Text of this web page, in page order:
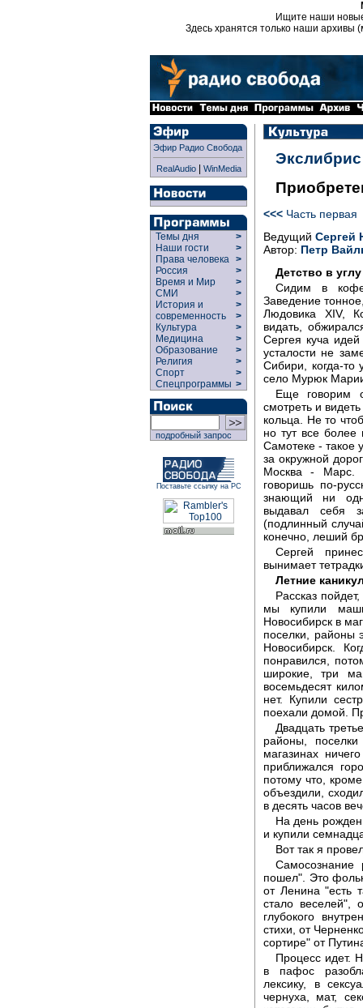
Ищите наши
Здесь хранятся только наши архивы
Эфир Радио Свобода
RealAudio| WinMedia
Темы дня
>
Наши гости
>
Права человека >
Россия
>
Время и Мир
>
СМИ
>
История и
современность
>
>
Культура
>
Медицина
>
Образование
>
Религия
>
Спорт
>
Спецпрограммы >
подробный запрос
Поставьте ссылку на РС
Экслибрис
<<< Часть первая
Ведущий Сергей
Автор: Петр
Детство в углу
Сидим в
Заведение
Людовика XIV,
видать,
Сергея куча
усталости не
Сибири, когда-то
село Мурюк
Еще говорим
смотреть и
кольца. Не то
но тут все
Самотеке - такое
за окружной
Москва - Марс.
говоришь по-
знающий ни
выдавал себя
(подлинный
конечно, леший
Сергей
вынимает
Летние
Рассказ
мы купили
Новосибирск в
поселки, районы
Новосибирск.
понравился,
широкие, три
восемьдесят
нет. Купили
поехали домой.
Двадцать
районы,
магазинах
приближался
потому что,
объездили,
в десять часов
На день
и купили
Вот так я
Самосознание
пошел". Это
от Ленина "есть
стало веселей",
глубокого
стихи, от
сортире" от
Процесс идет.
в пафос
лексику, в
чернуха, мат,